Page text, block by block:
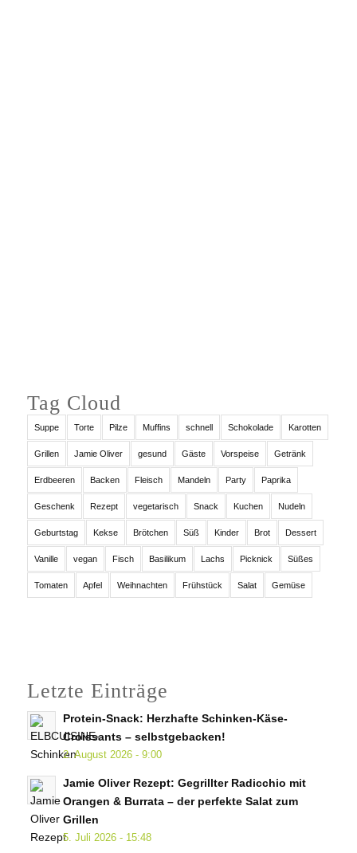
Tag Cloud
Suppe Torte Pilze Muffins schnell Schokolade Karotten
Grillen Jamie Oliver gesund Gäste Vorspeise Getränk
Erdbeeren Backen Fleisch Mandeln Party Paprika
Geschenk Rezept vegetarisch Snack Kuchen Nudeln
Geburtstag Kekse Brötchen Süß Kinder Brot Dessert
Vanille vegan Fisch Basilikum Lachs Picknick Süßes
Tomaten Apfel Weihnachten Frühstück Salat Gemüse
Letzte Einträge
Protein-Snack: Herzhafte Schinken-Käse-
Croissants – selbstgebacken!
2. August 2026 - 9:00
Jamie Oliver Rezept: Gegrillter Radicchio mit
Orangen & Burrata – der perfekte Salat zum
Grillen
5. Juli 2026 - 15:48